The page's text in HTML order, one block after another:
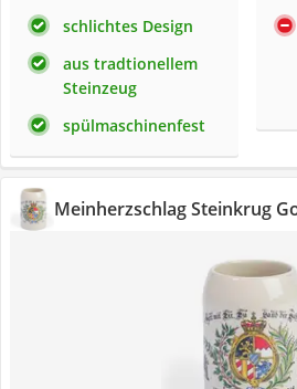
schlichtes Design
aus tradtionellem
Steinzeug
spülmaschinenfest
Meinherzschlag Steinkrug